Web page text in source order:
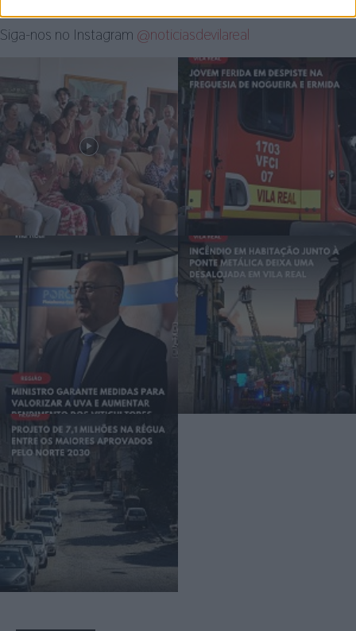
Siga-nos no Instagram @noticiasdevilareal